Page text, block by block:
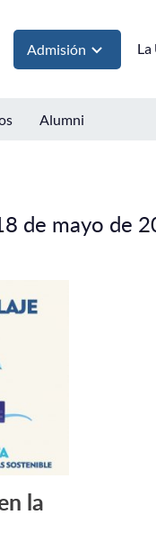
Admisión
Alumni
de mayo de
+
la